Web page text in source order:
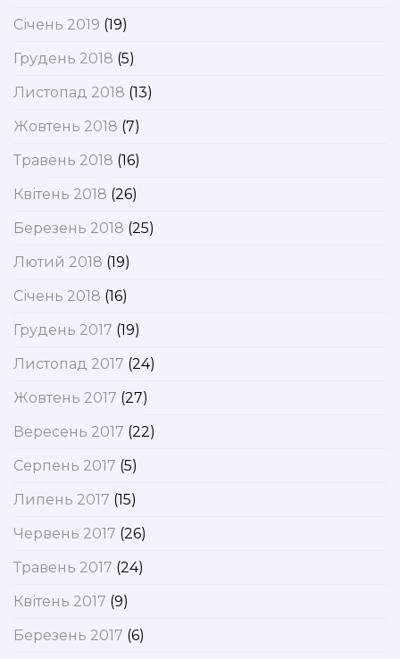
Січень 2019 (19)
Грудень 2018 (5)
Листопад 2018 (13)
Жовтень 2018 (7)
Травень 2018 (16)
Квітень 2018 (26)
Березень 2018 (25)
Лютий 2018 (19)
Січень 2018 (16)
Грудень 2017 (19)
Листопад 2017 (24)
Жовтень 2017 (27)
Вересень 2017 (22)
Серпень 2017 (5)
Липень 2017 (15)
Червень 2017 (26)
Травень 2017 (24)
Квітень 2017 (9)
Березень 2017 (6)